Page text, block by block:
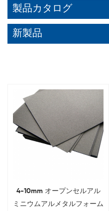
製品カタログ
新製品
4-10mm オープンセルアル
ミニウムアルメタルフォーム